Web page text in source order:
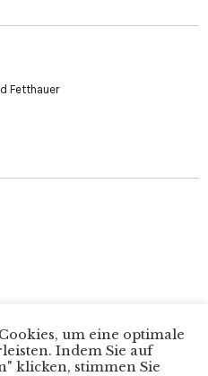
Fetthauer
um eine optimale
Indem Sie auf
klicken, stimmen Sie